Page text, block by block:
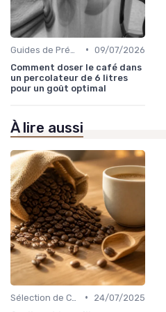
• 09/07/2026
Comment doser le café dans
un percolateur de 6 litres
pour un goût optimal
À lire aussi
•
24/07/2025